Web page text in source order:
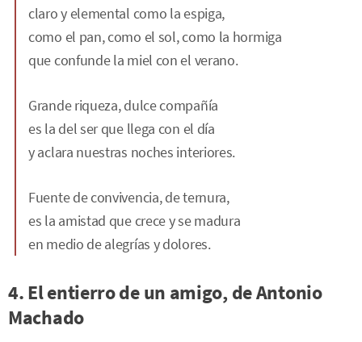
claro y elemental como la espiga,
como el pan, como el sol, como la hormiga
que confunde la miel con el verano.
Grande riqueza, dulce compañía
es la del ser que llega con el día
y aclara nuestras noches interiores.
Fuente de convivencia, de ternura,
es la amistad que crece y se madura
en medio de alegrías y dolores.
4. El entierro de un amigo, de Antonio
Machado